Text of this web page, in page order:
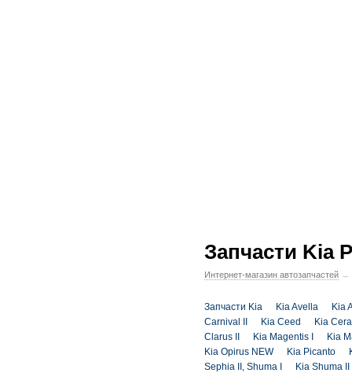
Запчасти Kia
Интернет-магазин автозапчастей →
Запчасти Kia Kia Avella
Kia
Carnival II
Kia Ceed
Kia
Clarus II
Kia Magentis I
Kia
Kia Opirus NEW
Kia Picanto
Sephia II, Shuma I
Kia Shuma II